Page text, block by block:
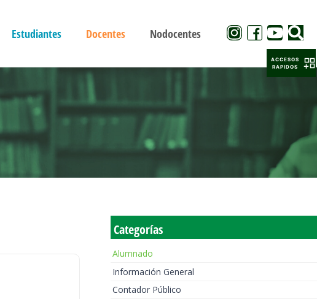
Estudiantes Docentes Nodocentes
Categorías
Alumnado
Información General
Contador Público
ACCESOS
RAPIDOS